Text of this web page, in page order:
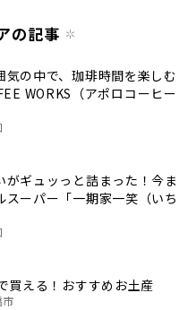
の記事
気の中で、珈琲時間を楽しむ
WORKS（アポロコーヒー
がギュッっと詰まった！今ま
スーパー「一期家一笑（いち
買える！おすすめお土産
市